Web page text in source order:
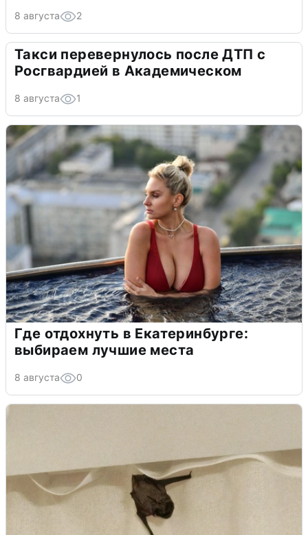
8 августа 2
Такси перевернулось после ДТП с
Росгвардией в Академическом
8 августа 1
Где отдохнуть в Екатеринбурге:
выбираем лучшие места
8 августа 0